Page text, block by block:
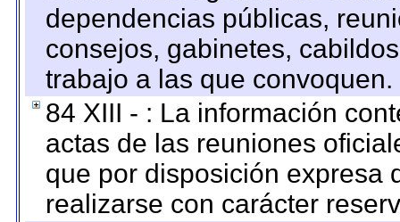
dependencias públicas,
consejos, gabinetes,
trabajo a las que convoquen.
84 XIII - : La información
actas de las reuniones
que por disposición expresa
realizarse con carácter